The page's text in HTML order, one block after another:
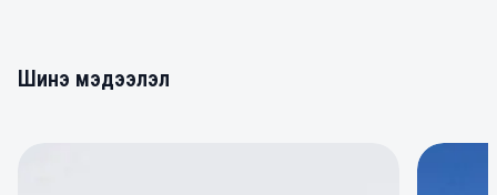
Шинэ мэдээлэл